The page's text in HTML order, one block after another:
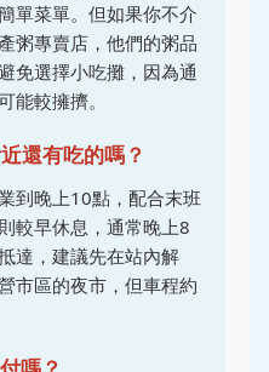
單菜單。但如果你不介
粥專賣店，他們的粥品
免選擇小吃攤，因為通
能較擁擠。
還有吃的嗎？
到晚上10點，配合末班
較早休息，通常晚上8
達，建議先在站內解
市區的夜市，但車程約